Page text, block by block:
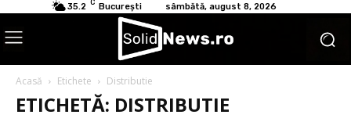
35.2 C București sâmbătă, august 8, 2026
Acasă Etichete Distributie
ETICHETĂ: DISTRIBUTIE